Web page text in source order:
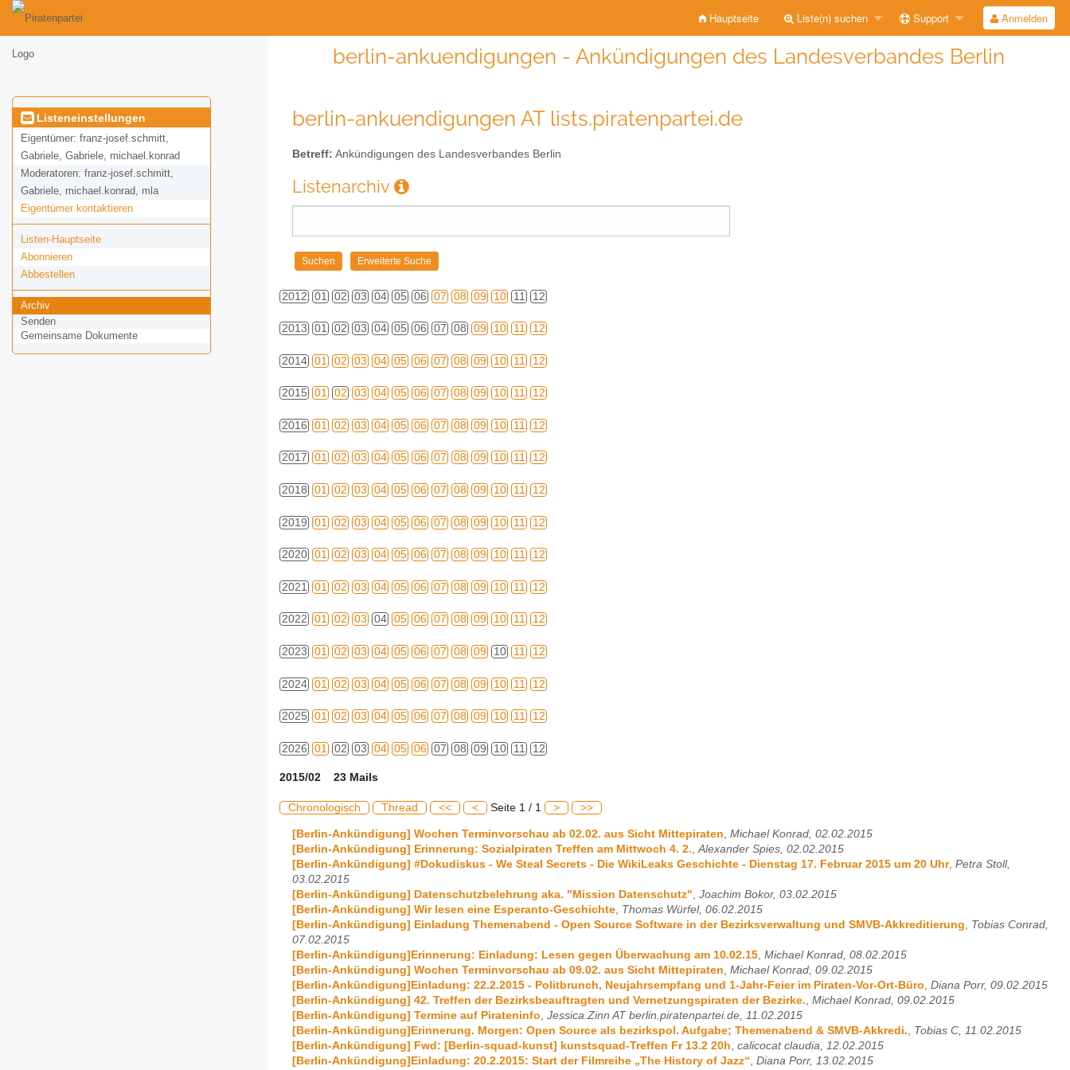
Hauptseite Liste(n) suchen Support Anmelden
berlin-ankuendigungen - Ankündigungen des Landesverbandes Berlin
Listeneinstellungen
Eigentümer: franz-josef.schmitt,
Gabriele, Gabriele, michael.konrad
Moderatoren: franz-josef.schmitt,
Gabriele, michael.konrad, mla
Eigentümer kontaktieren
Listen-Hauptseite
Abonnieren
Abbestellen
Archiv
Senden
Gemeinsame Dokumente
berlin-ankuendigungen AT lists.piratenpartei.de
Betreff: Ankündigungen des Landesverbandes Berlin
Listenarchiv
2012 01 02 03 04 05 06 07 08 09 10 11 12
2013 01 02 03 04 05 06 07 08 09 10 11 12
2014 01 02 03 04 05 06 07 08 09 10 11 12
2015 01 02 03 04 05 06 07 08 09 10 11 12
2016 01 02 03 04 05 06 07 08 09 10 11 12
2017 01 02 03 04 05 06 07 08 09 10 11 12
2018 01 02 03 04 05 06 07 08 09 10 11 12
2019 01 02 03 04 05 06 07 08 09 10 11 12
2020 01 02 03 04 05 06 07 08 09 10 11 12
2021 01 02 03 04 05 06 07 08 09 10 11 12
2022 01 02 03 04 05 06 07 08 09 10 11 12
2023 01 02 03 04 05 06 07 08 09 10 11 12
2024 01 02 03 04 05 06 07 08 09 10 11 12
2025 01 02 03 04 05 06 07 08 09 10 11 12
2026 01 02 03 04 05 06 07 08 09 10 11 12
2015/02 23 Mails
Chronologisch Thread << < Seite 1 / 1 > >>
[Berlin-Ankündigung] Wochen Terminvorschau ab 02.02. aus Sicht Mittepiraten, Michael Konrad, 02.02.2015
[Berlin-Ankündigung] Erinnerung: Sozialpiraten Treffen am Mittwoch 4. 2.,Alexander Spies, 02.02.2015
[Berlin-Ankündigung] #Dokudiskus - We Steal Secrets - Die WikiLeaks Geschichte - Dienstag 17. Februar 2015 um 20 Uhr, Petra Stoll,
03.02.2015
[Berlin-Ankündigung] Datenschutzbelehrung aka. "Mission Datenschutz", Joachim Bokor, 03.02.2015
[Berlin-Ankündigung] Wir lesen eine Esperanto-Geschichte, Thomas Würfel, 06.02.2015
[Berlin-Ankündigung] Einladung Themenabend - Open Source Software in der Bezirksverwaltung und SMVB-Akkreditierung, Tobias Conrad,
07.02.2015
[Berlin-Ankündigung]Erinnerung: Einladung: Lesen gegen Überwachung am 10.02.15, Michael Konrad, 08.02.2015
[Berlin-Ankündigung] Wochen Terminvorschau ab 09.02. aus Sicht Mittepiraten, Michael Konrad, 09.02.2015
[Berlin-Ankündigung]Einladung: 22.2.2015 - Politbrunch, Neujahrsempfang und 1-Jahr-Feier im Piraten-Vor-Ort-Büro, Diana Porr, 09.02.2015
[Berlin-Ankündigung] 42. Treffen der Bezirksbeauftragten und Vernetzungspiraten der Bezirke., Michael Konrad, 09.02.2015
[Berlin-Ankündigung] Termine auf Pirateninfo, Jessica.Zinn AT berlin.piratenpartei.de, 11.02.2015
[Berlin-Ankündigung]Erinnerung. Morgen: Open Source als bezirkspol. Aufgabe; Themenabend & SMVB-Akkredi., Tobias C, 11.02.2015
[Berlin-Ankündigung] Fwd: [Berlin-squad-kunst] kunstsquad-Treffen Fr 13.2 20h, calicocat claudia, 12.02.2015
[Berlin-Ankündigung]Einladung: 20.2.2015: Start der Filmreihe „The History of Jazz“, Diana Porr, 13.02.2015